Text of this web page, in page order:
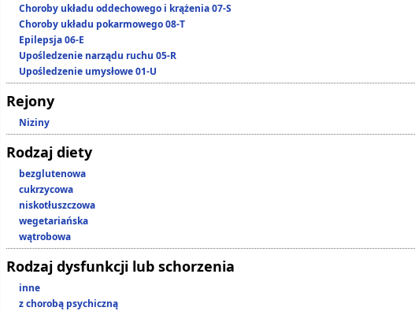
Choroby układu oddechowego i krążenia 07-S
Choroby układu pokarmowego 08-T
Epilepsja 06-E
Upośledzenie narządu ruchu 05-R
Upośledzenie umysłowe 01-U
Rejony
Niziny
Rodzaj diety
bezglutenowa
cukrzycowa
niskotłuszczowa
wegetariańska
wątrobowa
Rodzaj dysfunkcji lub schorzenia
inne
z chorobą psychiczną